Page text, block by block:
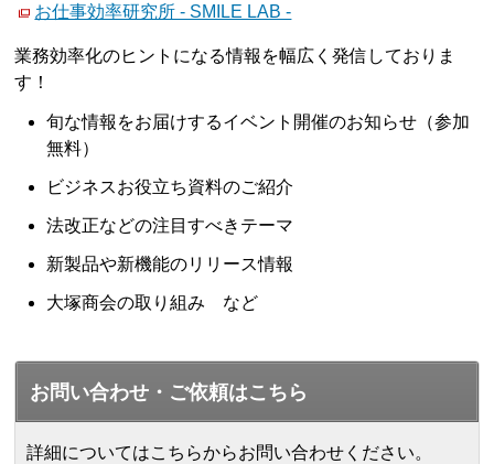
お仕事効率研究所 - SMILE LAB -
業務効率化のヒントになる情報を幅広く発信しておりま
す！
旬な情報をお届けするイベント開催のお知らせ（参加
無料）
ビジネスお役立ち資料のご紹介
法改正などの注目すべきテーマ
新製品や新機能のリリース情報
大塚商会の取り組み など
お問い合わせ・ご依頼はこちら
詳細についてはこちらからお問い合わせください。